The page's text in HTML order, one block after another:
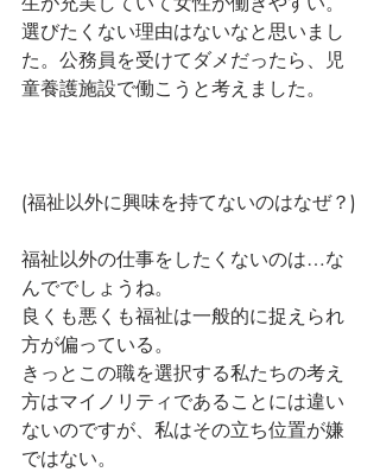
選びたくない理由はないなと思いまし
た。公務員を受けてダメだったら、児
童養護施設で働こうと考えました。
(福祉以外に興味を持てないのはなぜ？)
福祉以外の仕事をしたくないのは…な
んででしょうね。
良くも悪くも福祉は一般的に捉えられ
方が偏っている。
きっとこの職を選択する私たちの考え
方はマイノリティであることには違い
ないのですが、私はその立ち位置が嫌
ではない。